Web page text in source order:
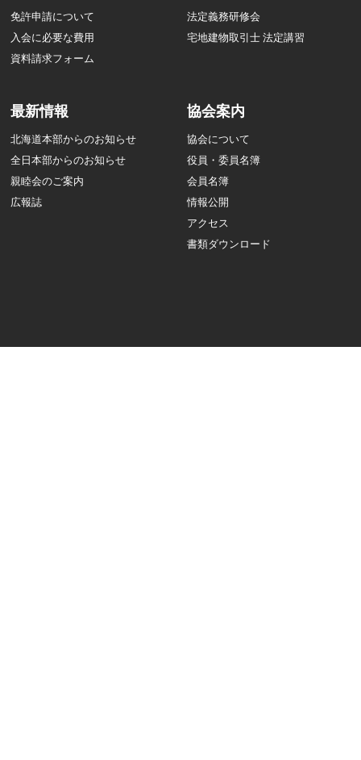
免許申請について
入会に必要な費用
資料請求フォーム
法定義務研修会
宅地建物取引士 法定講習
最新情報
北海道本部からのお知らせ
全日本部からのお知らせ
親睦会のご案内
広報誌
協会案内
協会について
役員・委員名簿
会員名簿
情報公開
アクセス
書類ダウンロード